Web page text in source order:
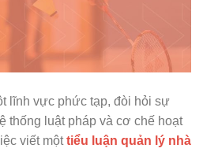
lĩnh vực phức tạp, đòi hỏi sự
thống luật pháp và cơ chế hoạt
viết mộttiểu luận quản lý nhà